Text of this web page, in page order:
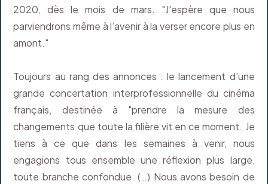
2020, dès le mois de mars. "J'espère que nous
parviendrons même à l’avenir à la verser encore plus en
amont."
Toujours au rang des annonces : le lancement d’une
grande concertation interprofessionnelle du cinéma
français, destinée à "prendre la mesure des
changements que toute la filière vit en ce moment. Je
tiens à ce que dans les semaines à venir, nous
engagions tous ensemble une réflexion plus large,
toute branche confondue. (…) Nous avons besoin de